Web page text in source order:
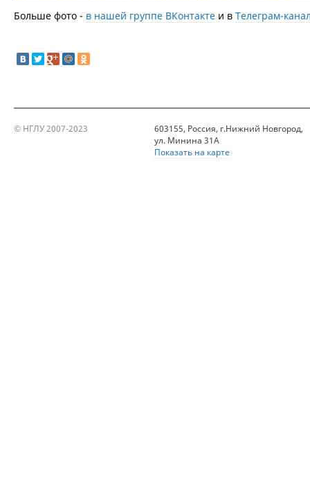
Больше фото - в нашей группе ВКонтакте и в Телеграм-
© НГЛУ 2007-2023
603155, Россия, г.Нижний Новгород,
ул. Минина 31А
Показать на карте